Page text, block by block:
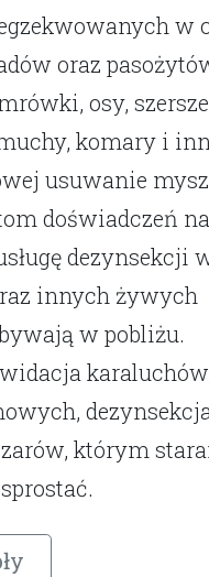
w
oraz
osy,
komary i
usuwanie
doświadczeń
dezynsekcji
innych żywych
w pobliżu.
którym